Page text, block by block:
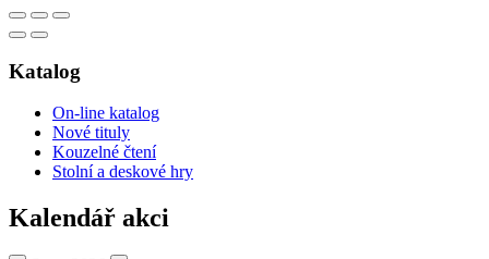
Katalog
On-line katalog
Nové tituly
Kouzelné čtení
Stolní a deskové hry
Kalendář akci